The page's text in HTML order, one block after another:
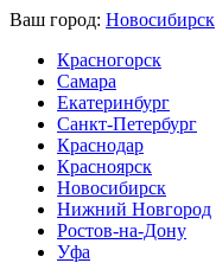
Ваш город: Новосибирск
Красногорск
Самара
Екатеринбург
Санкт-Петербург
Краснодар
Красноярск
Новосибирск
Нижний Новгород
Ростов-на-Дону
Уфа